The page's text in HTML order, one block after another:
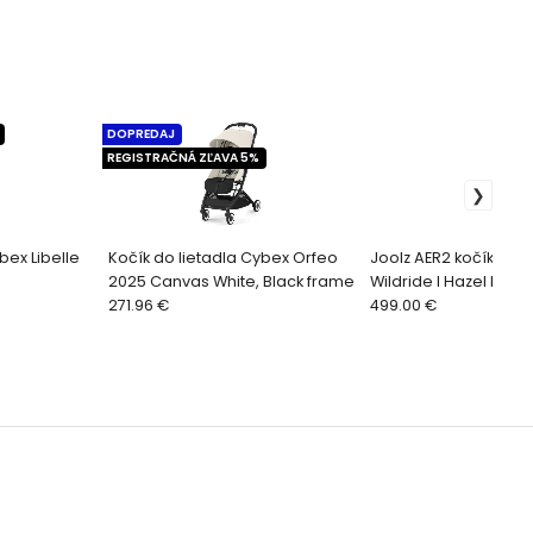
Libelle
Kočík do lietadla Cybex Orfeo
2025 Canvas White, Black frame
DOPREDAJ
REGISTRAČNÁ ZĽAVA 5%
271.96 €
Joolz AER2 kočík s
Wildride l Hazel
499.00 €